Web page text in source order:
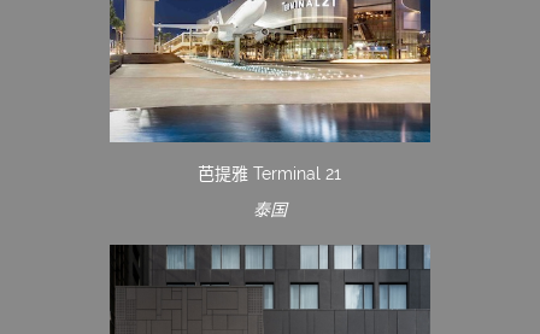
芭提雅 Terminal 21
泰国